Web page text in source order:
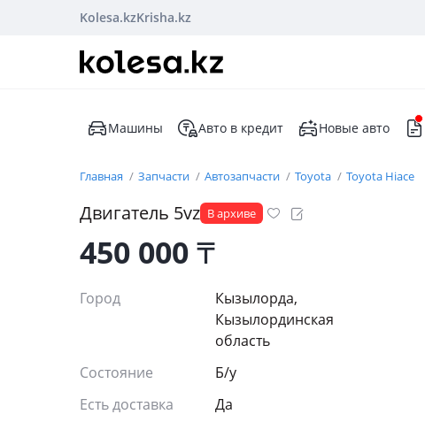
Kolesa.kzKrisha.kz
Машины Авто в кредит Новые авто
Главная Запчасти Автозапчасти Toyota Toyota Hiace
Двигатель 5vz В архиве
450 000₸
Город
Кызылорда,
Кызылординская
область
Состояние
Б/y
Есть доставка
Да